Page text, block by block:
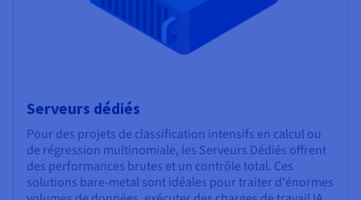
Serveurs dédiés
Pour des projets de classification intensifs en calcul ou
de régression multinomiale, les Serveurs Dédiés offrent
des performances brutes et un contrôle total. Ces
solutions bare-metal sont idéales pour traiter d'énormes